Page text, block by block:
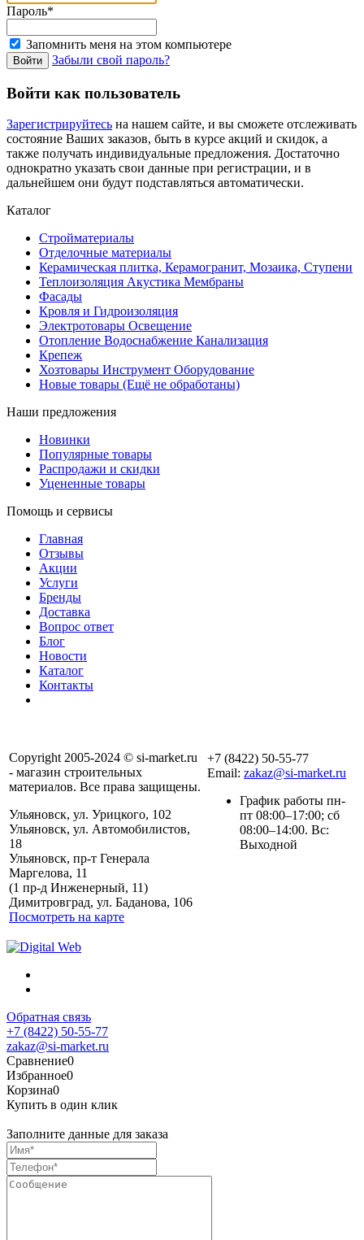
Пароль*
Запомнить меня на этом компьютере
Забыли свой пароль?
Войти как пользователь
Зарегистрируйтесь на нашем сайте, и вы сможете отслеживать
состояние Ваших заказов, быть в курсе акций и скидок, а
также получать индивидуальные предложения. Достаточно
однократно указать свои данные при регистрации, и в
дальнейшем они будут подставляться автоматически.
Каталог
Стройматериалы
Отделочные материалы
Керамическая плитка, Керамогранит, Мозаика, Ступени
Теплоизоляция Акустика Мембраны
Фасады
Кровля и Гидроизоляция
Электротовары Освещение
Отопление Водоснабжение Канализация
Крепеж
Хозтовары Инструмент Оборудование
Новые товары (Ещё не обработаны)
Наши предложения
Новинки
Популярные товары
Распродажи и скидки
Уцененные товары
Помощь и сервисы
Главная
Отзывы
Акции
Услуги
Бренды
Доставка
Вопрос ответ
Блог
Новости
Каталог
Контакты
Copyright 2005-2024 © si-market.ru
- магазин строительных
материалов. Все права защищены.
Ульяновск, ул. Урицкого, 102
Ульяновск, ул. Автомобилистов,
18
Ульяновск, пр-т Генерала
Маргелова, 11
(1 пр-д Инженерный, 11)
Димитровград, ул. Баданова, 106
Посмотреть на карте
+7 (8422) 50-55-77
Email: zakaz@si-market.ru
График работы пн-
пт 08:00–17:00; сб
08:00–14:00. Вс:
Выходной
Обратная связь
+7 (8422) 50-55-77
zakaz@si-market.ru
Сравнение0
Избранное0
Корзина0
Купить в один клик
Заполните данные для заказа